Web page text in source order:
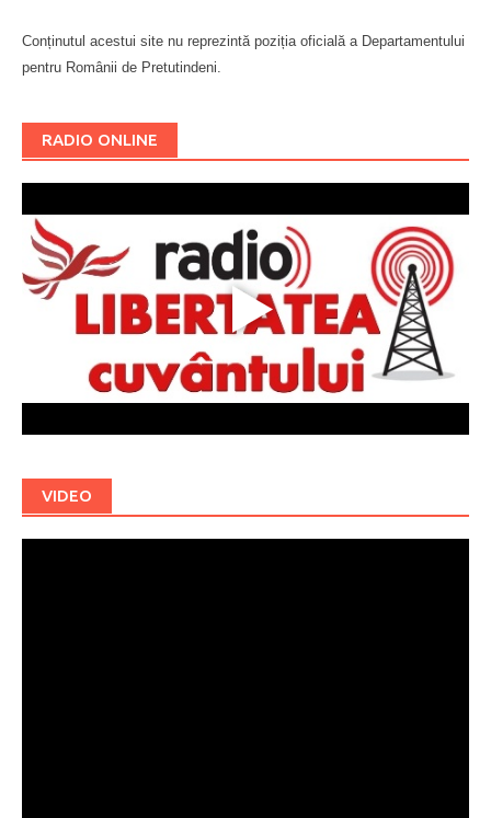
Conținutul acestui site nu reprezintă poziția oficială a Departamentului
pentru Românii de Pretutindeni.
RADIO ONLINE
VIDEO